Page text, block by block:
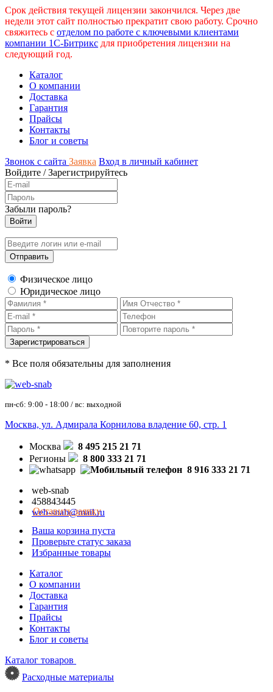
Срок действия текущей лицензии закончился. Через две
недели этот сайт полностью прекратит свою работу. Срочно
свяжитесь с отделом по работе с ключевыми клиентами
компании 1С-Битрикс для приобретения лицензии на
следующий год.
Каталог
О компании
Доставка
Гарантия
Прайсы
Контакты
Блог и советы
Звонок с сайта Заявка Вход в личный кабинет
Войдите /Зарегистрируйтесь
Забыли пароль?
Физическое лицо
Юридическое лицо
* Все поля обязательны для заполнения
пн-сб: 9:00 - 18:00 / вс: выходной
Москва, ул. Адмирала Корнилова владение 60, стр. 1
Москва
8 495 215 21 71
Регионы
8 800 333 21 71
8 916 333 21 71
web-snab
458843445
web-snab@mail.ru
Оставить заявку
Ваша корзина пуста
Проверьте статус заказа
Избранные товары
Каталог
О компании
Доставка
Гарантия
Прайсы
Контакты
Блог и советы
Каталог товаров
Расходные материалы